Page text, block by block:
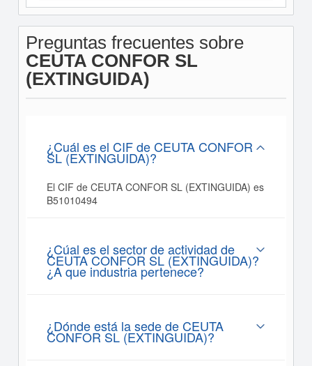
Preguntas frecuentes sobre
CEUTA CONFOR SL
(EXTINGUIDA)
¿Cuál es el CIF de CEUTA CONFOR
SL (EXTINGUIDA)?
El CIF de CEUTA CONFOR SL (EXTINGUIDA) es
B51010494
¿Cúal es el sector de actividad de
CEUTA CONFOR SL (EXTINGUIDA)?
¿A que industria pertenece?
¿Dónde está la sede de CEUTA
CONFOR SL (EXTINGUIDA)?